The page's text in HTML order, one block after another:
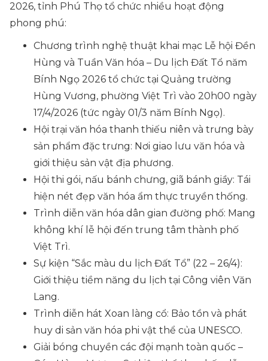
2026, tỉnh Phú Thọ tổ chức nhiều hoạt động
phong phú:
Chương trình nghệ thuật khai mạc Lễ hội Đền
Hùng và Tuần Văn hóa – Du lịch Đất Tổ năm
Bính Ngọ 2026 tổ chức tại Quảng trường
Hùng Vương, phường Việt Trì vào 20h00 ngày
17/4/2026 (tức ngày 01/3 năm Bính Ngọ).
Hội trại văn hóa thanh thiếu niên và trưng bày
sản phẩm đặc trưng: Nơi giao lưu văn hóa và
giới thiệu sản vật địa phương.
Hội thi gói, nấu bánh chưng, giã bánh giầy: Tái
hiện nét đẹp văn hóa ẩm thực truyền thống.
Trình diễn văn hóa dân gian đường phố: Mang
không khí lễ hội đến trung tâm thành phố
Việt Trì.
Sự kiện “Sắc màu du lịch Đất Tổ” (22 – 26/4):
Giới thiệu tiềm năng du lịch tại Công viên Văn
Lang.
Trình diễn hát Xoan làng cổ: Bảo tồn và phát
huy di sản văn hóa phi vật thể của UNESCO.
Giải bóng chuyền các đội mạnh toàn quốc –